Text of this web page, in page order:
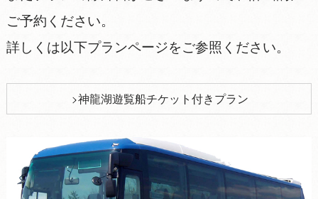
ご予約ください。
詳しくは以下プランページをご参照ください。
神龍湖遊覧船チケット付きプラン